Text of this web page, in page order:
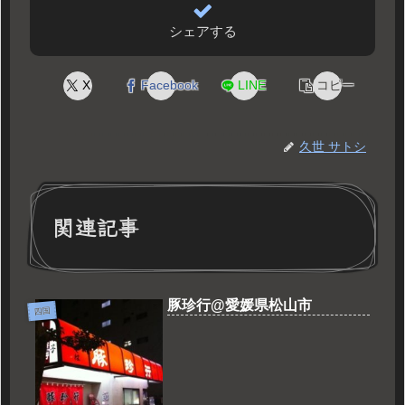
シェアする
X Facebook LINE コピー
久世 サトシ
関連記事
四国 豚珍行@愛媛県松山市